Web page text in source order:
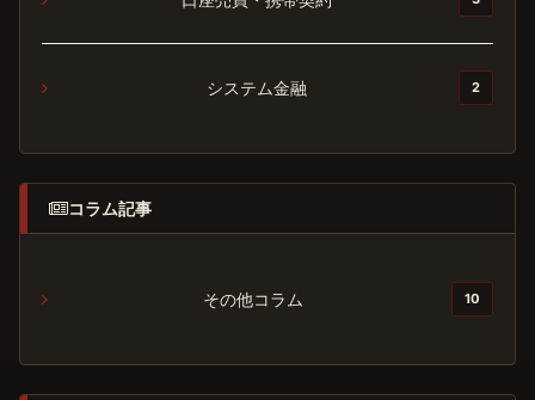
システム金融 2
コラム記事
その他コラム 10